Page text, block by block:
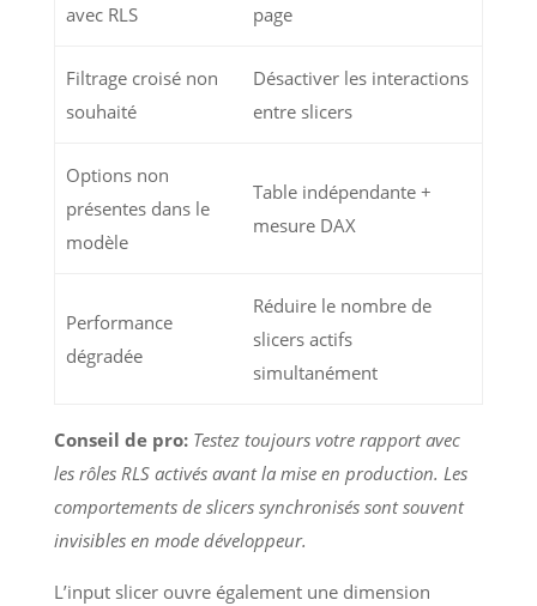
avec RLS
page
Filtrage croisé non
souhaité
Désactiver les interactions
entre slicers
Options non
présentes dans le
modèle
Table indépendante +
mesure DAX
Performance
dégradée
Réduire le nombre de
slicers actifs
simultanément
Conseil de pro: Testez toujours votre rapport avec
les rôles RLS activés avant la mise en production. Les
comportements de slicers synchronisés sont souvent
invisibles en mode développeur.
L’input slicer ouvre également une dimension